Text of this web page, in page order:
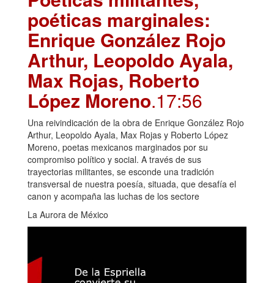
poéticas marginales:
Enrique González Rojo
Arthur, Leopoldo Ayala,
Max Rojas, Roberto
López Moreno.17:56
Una reivindicación de la obra de Enrique González Rojo
Arthur, Leopoldo Ayala, Max Rojas y Roberto López
Moreno, poetas mexicanos marginados por su
compromiso político y social. A través de sus
trayectorias militantes, se esconde una tradición
transversal de nuestra poesía, situada, que desafía el
canon y acompaña las luchas de los sectore
La Aurora de México